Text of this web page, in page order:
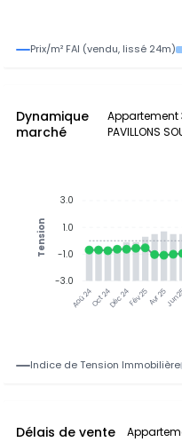
Prix/m² FAI (vendu, lissé 24m)
Dynamique
marché
Appartement
PAVILLONS
Aoû 24Oct 24Déc 24Fév 25Avr 25Jun
3.0
1.0
-1.0
-3.0
Tension
Indice de Tension Immobilière
Délais de vente